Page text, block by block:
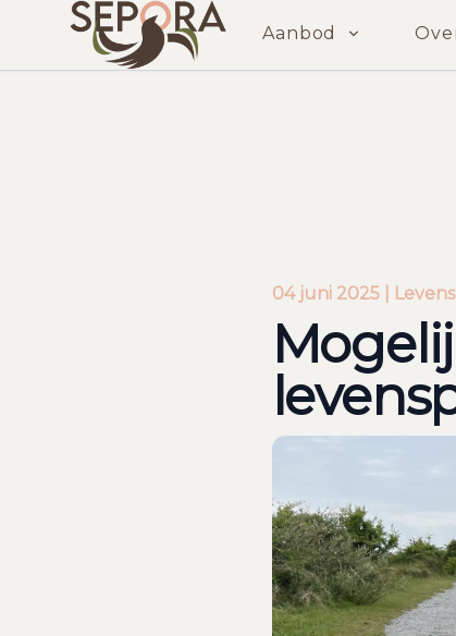
Aanbod
04 juni 2025 |